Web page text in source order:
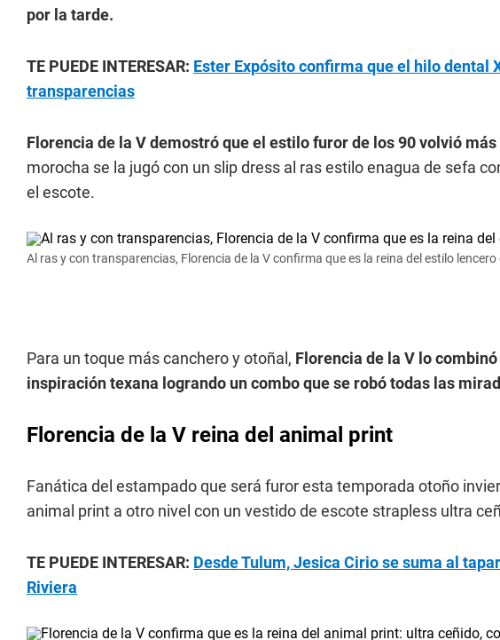
por la tarde.
TE PUEDE INTERESAR: Ester Expósito confirma que el hilo dental
transparencias
Florencia de la V demostró que el estilo furor de los 90 volvió
morocha se la jugó con un slip dress al ras estilo enagua de sefa
el escote.
Al ras y con transparencias, Florencia de la V confirma que es la reina del estilo lencero
Para un toque más canchero y otoñal, Florencia de la V lo
inspiración texana logrando un combo que se robó todas las
Florencia de la V reina del animal print
Fanática del estampado que será furor esta temporada otoño
animal print a otro nivel con un vestido de escote strapless ultra
TE PUEDE INTERESAR: Desde Tulum, Jesica Cirio se suma al
Riviera